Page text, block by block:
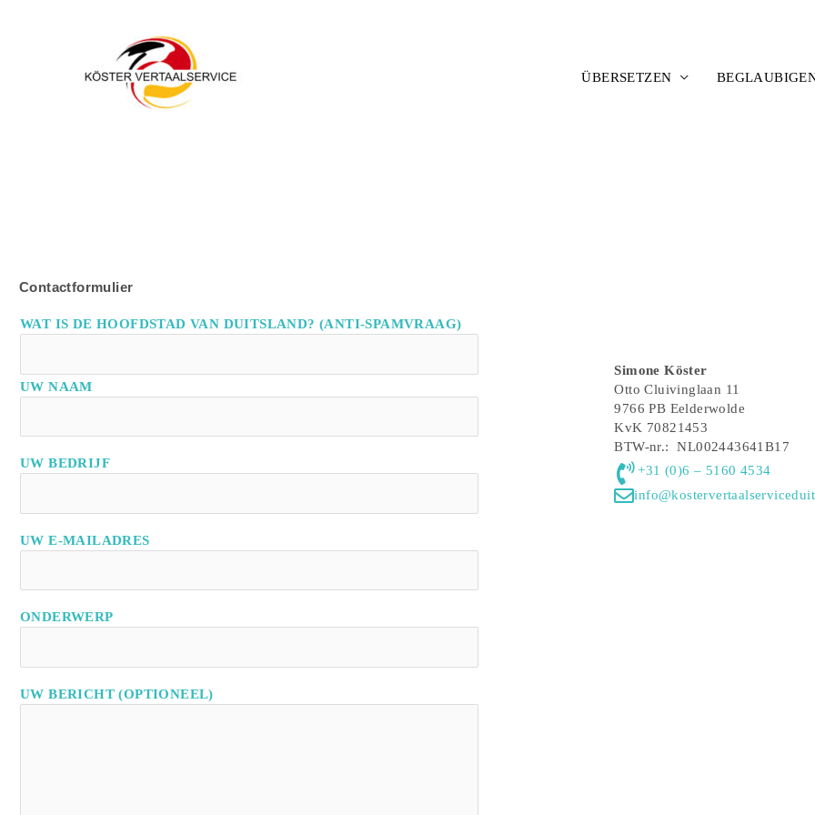
ÜBERSETZEN
Contactformulier
WAT IS DE HOOFDSTAD VAN DUITSLAND? (ANTI-SPAMVRAAG)
GELIEVE
TE
UW NAAM
UW BEDRIJF
UW E-MAILADRES
ONDERWERP
UW BERICHT (OPTIONEEL)
Simone Köster
Otto Cluivinglaan 11
9766 PB Eelderwolde
KvK 70821453
BTW-nr.: NL002443641B17
+31 (0)6 – 5160 4534